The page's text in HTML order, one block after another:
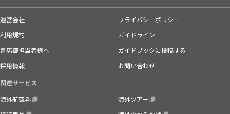
運営会社
プライバシーポリシー
利用規約
ガイドライン
書店御担当者様へ
ガイドブックに投稿する
採用情報
お問い合わせ
関連サービス
海外航空券
海外ツアー